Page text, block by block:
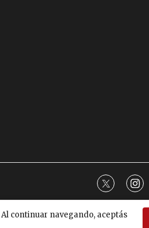
continuar navegando, aceptás
twitter